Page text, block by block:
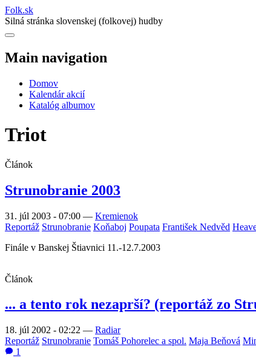
Folk.sk
Silná stránka slovenskej (folkovej) hudby
Main navigation
Domov
Kalendár akcií
Katalóg albumov
Triot
Článok
Strunobranie 2003
31. júl 2003 - 07:00 — Kremienok
Reportáž Strunobranie Koňaboj Poupata František Nedvěd
Finále v Banskej Štiavnici 11.-12.7.2003
Článok
... a tento rok nezaprší? (reportáž zo
18. júl 2002 - 02:22 — Radiar
Reportáž Strunobranie Tomáš Pohorelec a spol. Maja Beňová
1